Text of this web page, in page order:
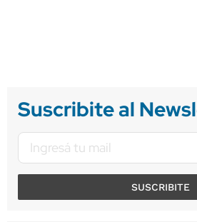
Suscribite al
SUSCRIBITE